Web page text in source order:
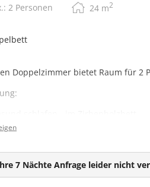
2 Personen 24 m2
Doppelzimmer bietet Raum für 2
TV mit über 100 Programmen
mit Dusche/WC und
7 Nächte Anfrage leider nicht